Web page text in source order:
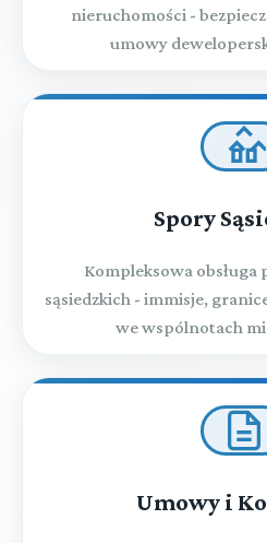
nieruchomości -
umowy
Spory
Kompleksowa
sąsiedzkich - immisje,
we wspólnotach
Umowy i